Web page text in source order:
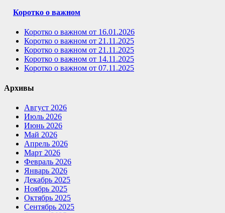
Коротко о важном
Коротко о важном от 16.01.2026
Коротко о важном от 21.11.2025
Коротко о важном от 21.11.2025
Коротко о важном от 14.11.2025
Коротко о важном от 07.11.2025
Архивы
Август 2026
Июль 2026
Июнь 2026
Май 2026
Апрель 2026
Март 2026
Февраль 2026
Январь 2026
Декабрь 2025
Ноябрь 2025
Октябрь 2025
Сентябрь 2025